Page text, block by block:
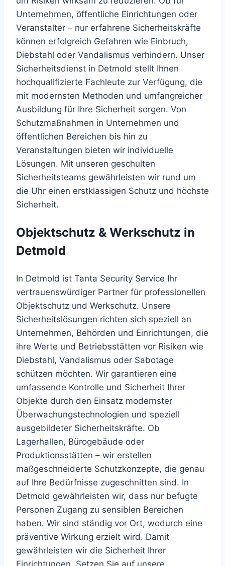
Unternehmen, öffentliche Einrichtungen oder
Veranstalter – nur erfahrene Sicherheitskräfte
können erfolgreich Gefahren wie Einbruch,
Diebstahl oder Vandalismus verhindern. Unser
Sicherheitsdienst in Detmold stellt Ihnen
hochqualifizierte Fachleute zur Verfügung, die
mit modernsten Methoden und umfangreicher
Ausbildung für Ihre Sicherheit sorgen. Von
Schutzmaßnahmen in Unternehmen und
öffentlichen Bereichen bis hin zu
Veranstaltungen bieten wir individuelle
Lösungen. Mit unseren geschulten
Sicherheitsteams gewährleisten wir rund um
die Uhr einen erstklassigen Schutz und höchste
Sicherheit.
Objektschutz & Werkschutz in
Detmold
In Detmold ist Tanta Security Service Ihr
vertrauenswürdiger Partner für professionellen
Objektschutz und Werkschutz. Unsere
Sicherheitslösungen richten sich speziell an
Unternehmen, Behörden und Einrichtungen, die
ihre Werte und Betriebsstätten vor Risiken wie
Diebstahl, Vandalismus oder Sabotage
schützen möchten. Wir garantieren eine
umfassende Kontrolle und Sicherheit Ihrer
Objekte durch den Einsatz modernster
Überwachungstechnologien und speziell
ausgebildeter Sicherheitskräfte. Ob
Lagerhallen, Bürogebäude oder
Produktionsstätten – wir erstellen
maßgeschneiderte Schutzkonzepte, die genau
auf Ihre Bedürfnisse zugeschnitten sind. In
Detmold gewährleisten wir, dass nur befugte
Personen Zugang zu sensiblen Bereichen
haben. Wir sind ständig vor Ort, wodurch eine
präventive Wirkung erzielt wird. Damit
gewährleisten wir die Sicherheit Ihrer